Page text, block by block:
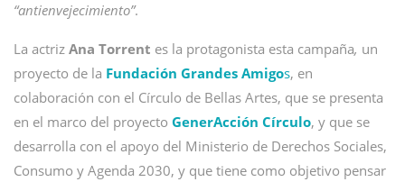
“antienvejecimiento”.
La actriz Ana Torrent es la protagonista esta campaña, un
proyecto de la Fundación Grandes Amigos, en
colaboración con el Círculo de Bellas Artes, que se presenta
en el marco del proyecto GenerAcción Círculo, y que se
desarrolla con el apoyo del Ministerio de Derechos Sociales,
Consumo y Agenda 2030, y que tiene como objetivo pensar